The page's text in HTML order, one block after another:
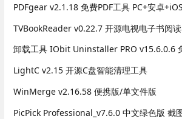
PDFgear v2.1.18 免费PDF工具 PC+安卓+iOS
TVBookReader v0.22.7 开源电视电子书阅
卸载工具 IObit Uninstaller PRO v15.6.0.6
LightC v2.15 开源C盘智能清理工具
WinMerge v2.16.58 便携版/单文件版
PicPick Professional_v7.6.0 中文绿色版 截